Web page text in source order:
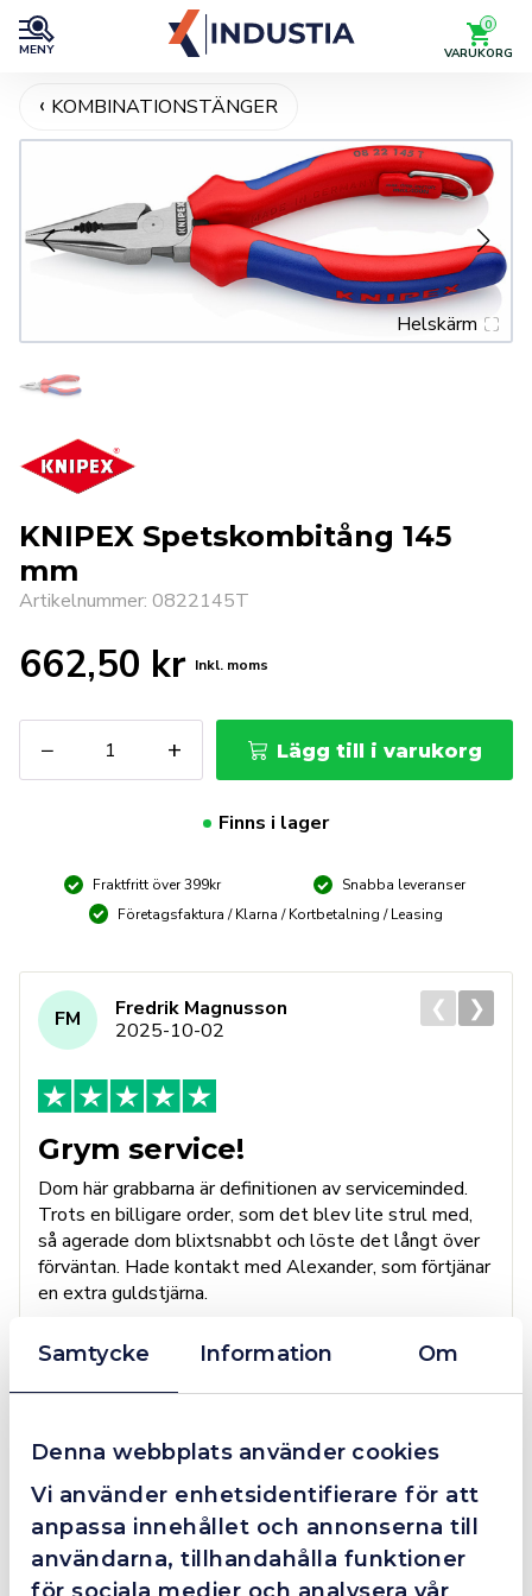
Samtycke Information Om
Denna webbplats använder cookies
Vi använder enhetsidentifierare för att
anpassa innehållet och annonserna till
användarna, tillhandahålla funktioner
MENY
0
VARUKORG
KOMBINATIONSTÄNGER
Helskärm
KNIPEX Spetskombitång 145
mm
Artikelnummer: 0822145T
662,50 kr Inkl. moms
−
Spetskombitång
145
+ Lägg till i varukorg
Finns i lager
Fraktfritt över 399kr
Snabba leveranser
Företagsfaktura / Klarna / Kortbetalning / Leasing
FM
Fredrik Magnusson
2025-10-02
Grym service!
Dom här grabbarna är definitionen av serviceminded.
Trots en billigare order, som det blev lite strul med,
så agerade dom blixtsnabbt och löste det långt över
förväntan. Hade kontakt med Alexander, som förtjänar
en extra guldstjärna.
❮ ❯
Beskrivning
KNIPEX Spetskombitång 145 mm